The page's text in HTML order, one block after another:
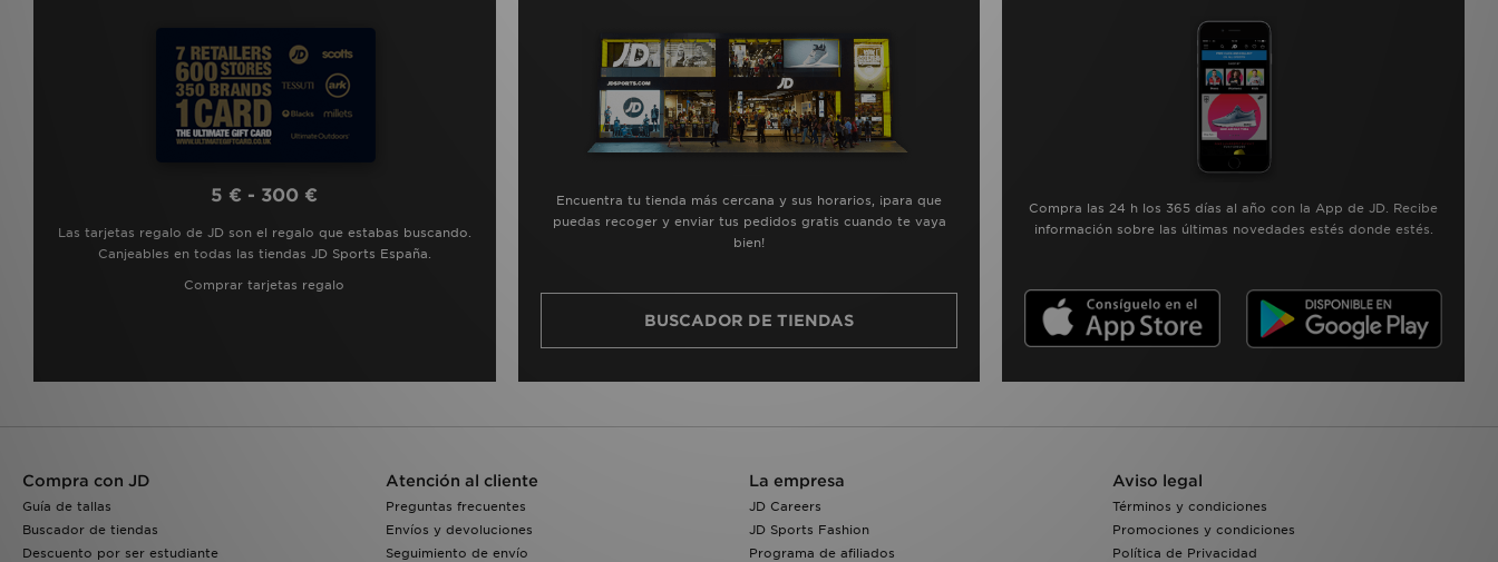
5 € - 300 €
Las tarjetas regalo de JD son el regalo que estabas buscando.
Canjeables en todas las tiendas JD Sports España.
Comprar tarjetas regalo
Encuentra tu tienda más cercana y sus horarios, ¡para que
puedas recoger y enviar tus pedidos gratis cuando te vaya
bien!
BUSCADOR DE TIENDAS
Compra las 24 h los 365 días al año con la App de JD. Recibe
información sobre las últimas novedades estés donde estés.
Compra con JD
Guía de tallas
Buscador de tiendas
Descuento por ser estudiante
Atención al cliente
Preguntas frecuentes
Envíos y devoluciones
Seguimiento de envío
La empresa
JD Careers
JD Sports Fashion
Programa de afiliados
Aviso legal
Términos y condiciones
Promociones y condiciones
Política de Privacidad